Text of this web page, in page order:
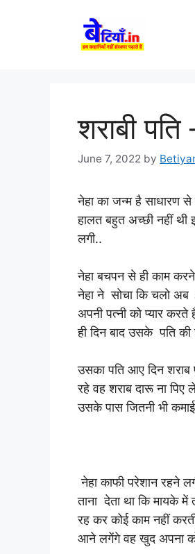
शराबी
June 7, 2022 by
नेहा का जन्म है साधारण से
हालत बहुत अच्छी नहीं थी
लगी..
नेहा बचपन से ही काम
नेहा ने सोचा कि चलो अब
अपनी पत्नी को प्यार
ही दिन बाद उसके पति
उसका पति आए दिन
रहे वह शराब दारू ना पिए
उसके पास जितनी भी
नेहा काफी परेशान रहने
ताना देता था कि मायके
रह कर कोई काम नहीं
आने लगेंगे वह खुद अपना